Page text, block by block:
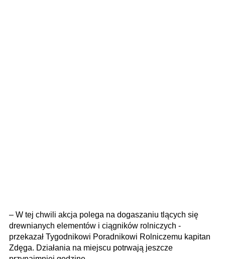
– W tej chwili akcja polega na dogaszaniu tlących się
drewnianych elementów i ciągników rolniczych -
przekazał Tygodnikowi Poradnikowi Rolniczemu kapitan
Zdęga. Działania na miejscu potrwają jeszcze